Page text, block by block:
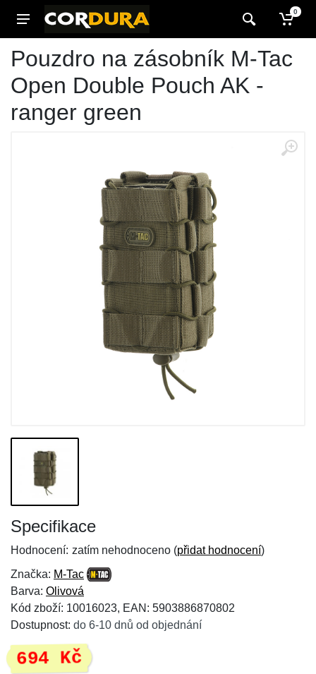
0
Pouzdro na zásobník M-Tac
Open Double Pouch AK -
ranger green
Specifikace
Hodnocení: zatím nehodnoceno (přidat hodnocení)
Značka: M-Tac
Barva: Olivová
Kód zboží: 10016023, EAN: 5903886870802
Dostupnost: do 6-10 dnů od objednání
694 Kč